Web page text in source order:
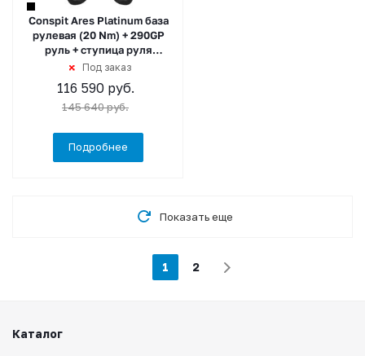
Conspit Ares Platinum база
рулевая (20 Nm) + 290GP
руль + ступица руля
быстросъемная
Под заказ
116 590руб.
145 640руб.
Подробнее
Показать еще
1 2
Каталог